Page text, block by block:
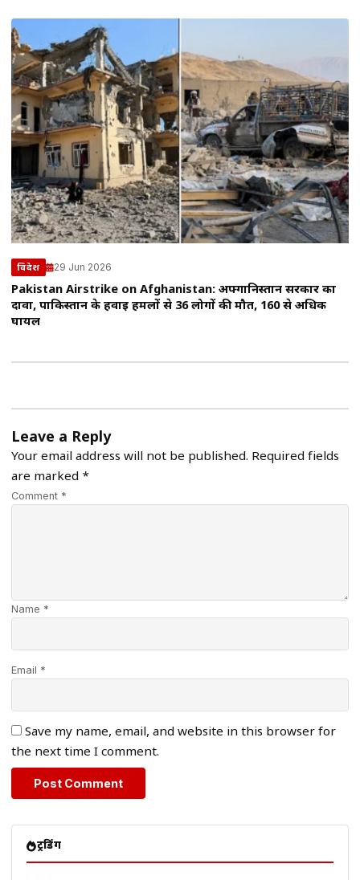
विदेश 29 Jun 2026
Pakistan Airstrike on Afghanistan: अफ्गानिस्तान सरकार का
दावा, पाकिस्तान के हवाई हमलों से 36 लोगों की मौत, 160 से अधिक
घायल
Leave a Reply
Your email address will not be published. Required fields
are marked *
Comment *
Name *
Email *
Save my name, email, and website in this browser for
the next time I comment.
ट्रेंडिंग